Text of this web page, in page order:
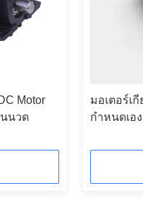
Motor
นวด
มอเตอร์เ
กำหนดเอ